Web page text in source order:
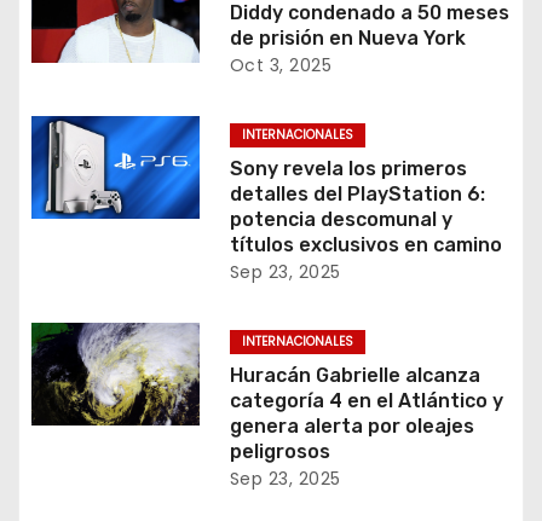
Diddy condenado a 50 meses
de prisión en Nueva York
Oct 3, 2025
INTERNACIONALES
Sony revela los primeros
detalles del PlayStation 6:
potencia descomunal y
títulos exclusivos en camino
Sep 23, 2025
INTERNACIONALES
Huracán Gabrielle alcanza
categoría 4 en el Atlántico y
genera alerta por oleajes
peligrosos
Sep 23, 2025